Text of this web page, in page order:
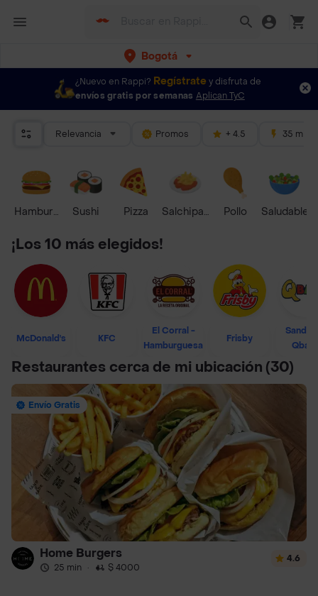
Bogotá
¿Nuevo en Rappi? Regístrate y disfruta de
envíos gratis por semanas Aplican TyC
Relevancia Promos + 4.5 35 mins
HamburguesaSushi Pizza Salchipapas Pollo Saludable
¡Los 10 más elegidos!
McDonald's KFC
El Corral -
Hamburguesa
Frisby
Restaurantes cerca de mi ubicación (30)
Envío Gratis
Home Burgers
25 min · $ 4000
4.6